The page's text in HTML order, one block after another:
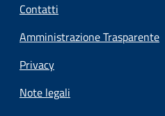
Contatti
Amministrazione Trasparente
Privacy
Note legali